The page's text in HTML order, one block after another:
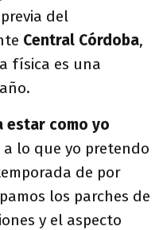
del
Central Córdoba,
física es una
estar como yo
lo que yo pretendo
de por
los parches de
y el aspecto